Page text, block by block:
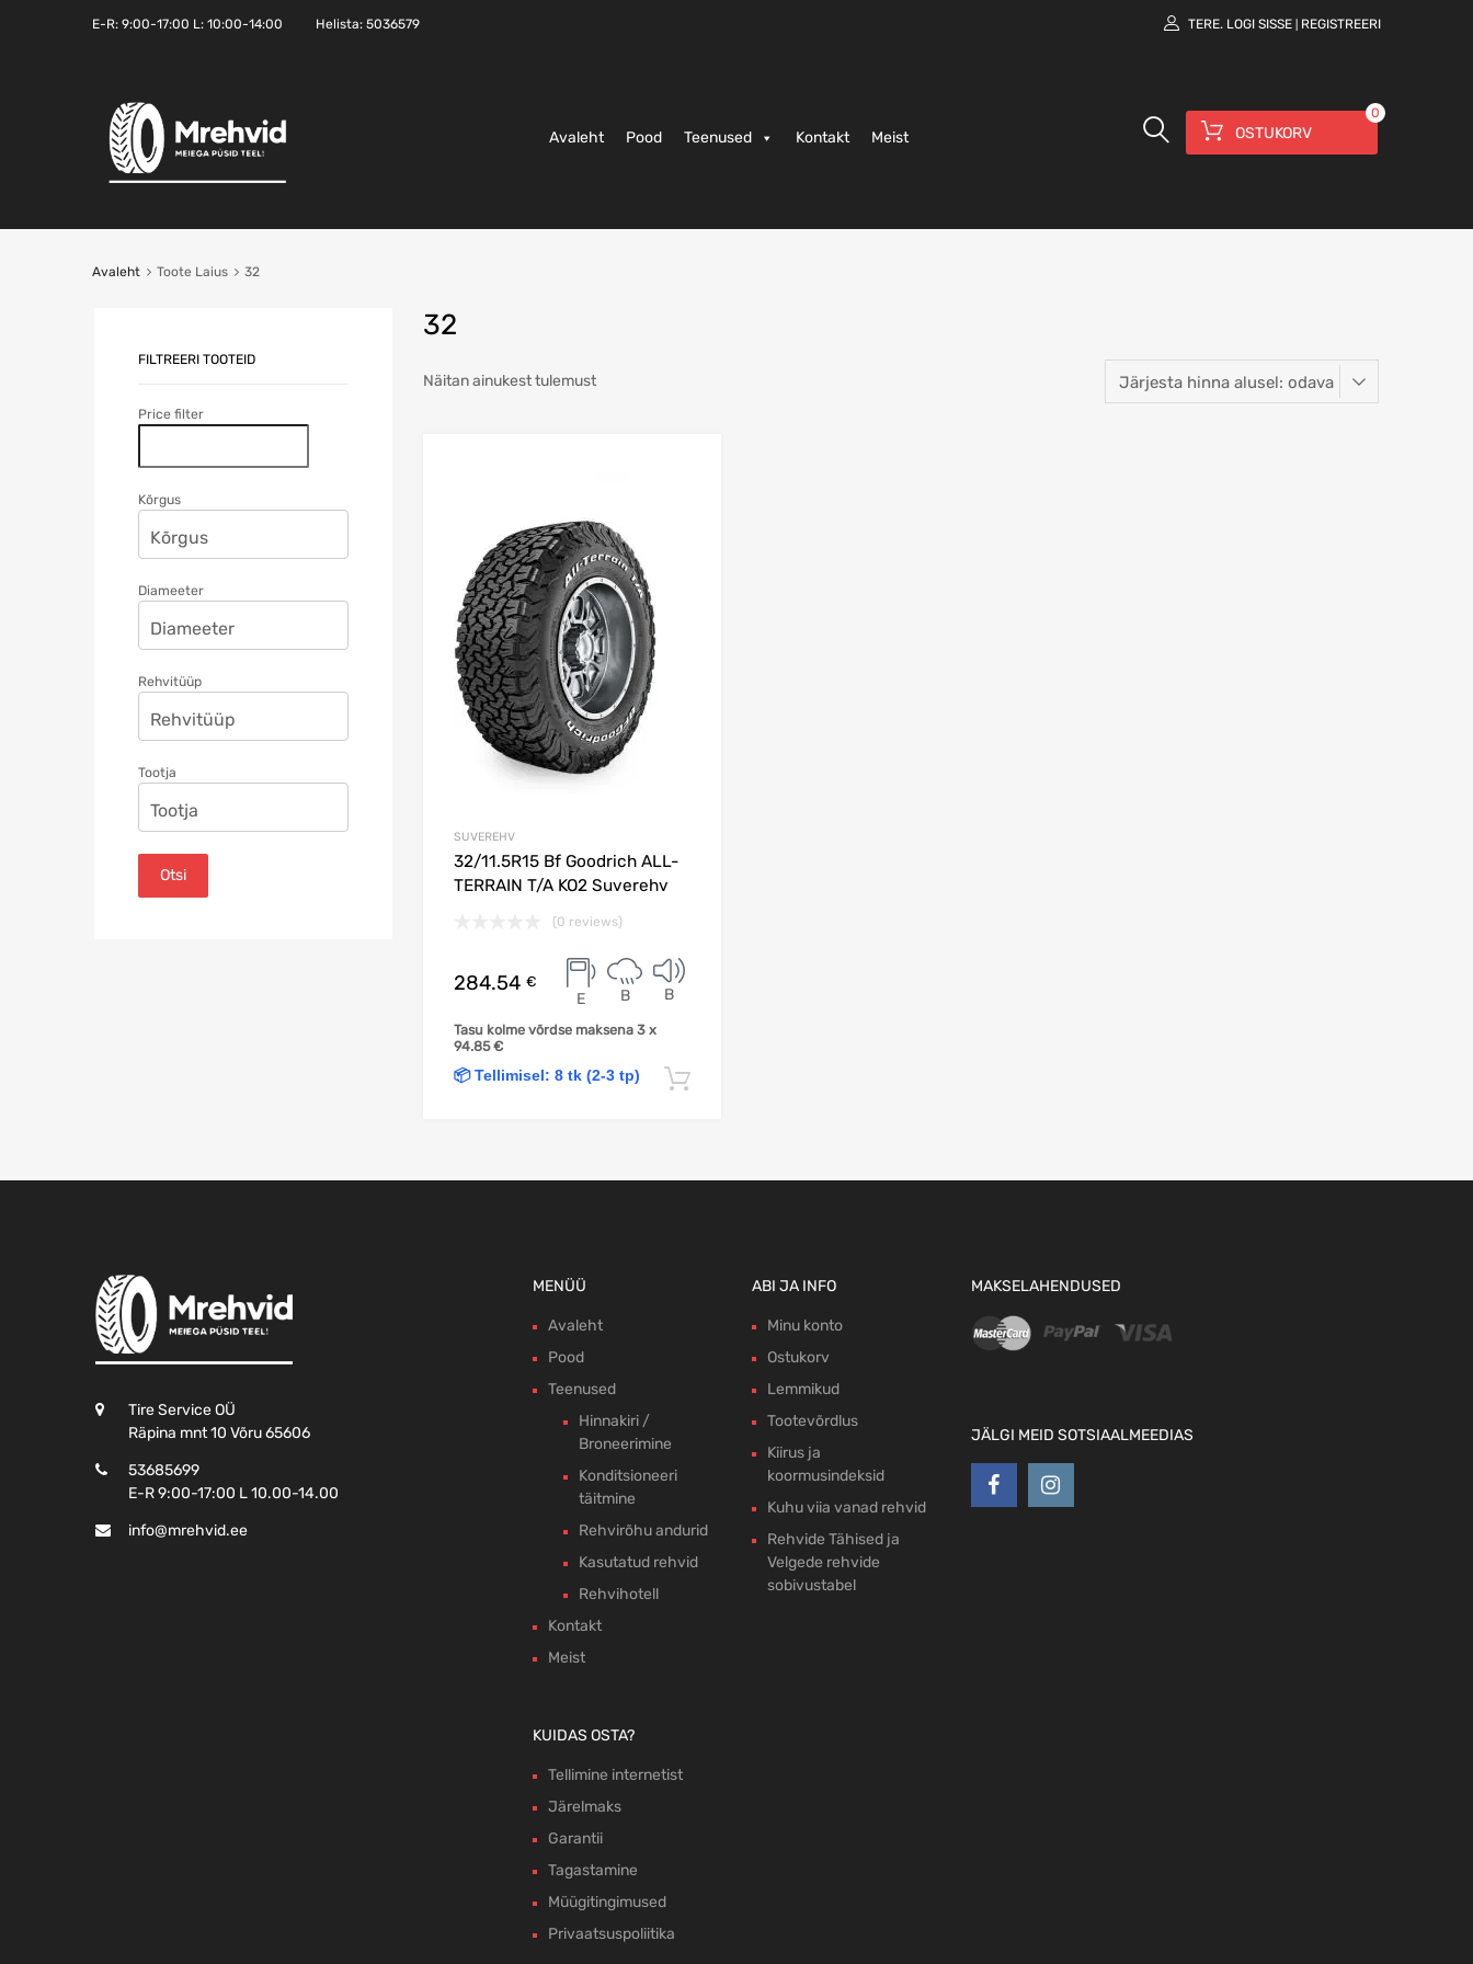
E-R: 9:00-17:00 L: 10:00-14:00 Helista: 5036579 TERE. LOGI SISSE REGISTREERI
OSTUKORV
0
Avaleht Pood Teenused Kontakt Meist
Avaleht Toote Laius 32
32
Näitan ainukest tulemust
SUVEREHV
32/11.5R15 Bf Goodrich ALL-
TERRAIN T/A KO2 Suverehv
(0 reviews)
284.54 €
E B B
Tasu kolme võrdse maksena 3 x
94.85€
📦 Tellimisel: 8 tk (2-3 tp)
FILTREERI TOOTEID
Price filter
Kõrgus
Diameeter
Rehvitüüp
Tootja
Otsi
Tire Service OÜ
Räpina mnt 10 Võru 65606
53685699
E-R 9:00-17:00 L 10.00-14.00
info@mrehvid.ee
MENÜÜ
Avaleht
Pood
Teenused
Hinnakiri /
Broneerimine
Konditsioneeri
täitmine
Rehvirõhu andurid
Kasutatud rehvid
Rehvihotell
Kontakt
Meist
KUIDAS OSTA?
Tellimine internetist
Järelmaks
Garantii
Tagastamine
Müügitingimused
Privaatsuspoliitika
ABI JA INFO
Minu konto
Ostukorv
Lemmikud
Tootevõrdlus
Kiirus ja
koormusindeksid
Kuhu viia vanad rehvid
Rehvide Tähised ja
Velgede rehvide
sobivustabel
MAKSELAHENDUSED
JÄLGI MEID SOTSIAALMEEDIAS